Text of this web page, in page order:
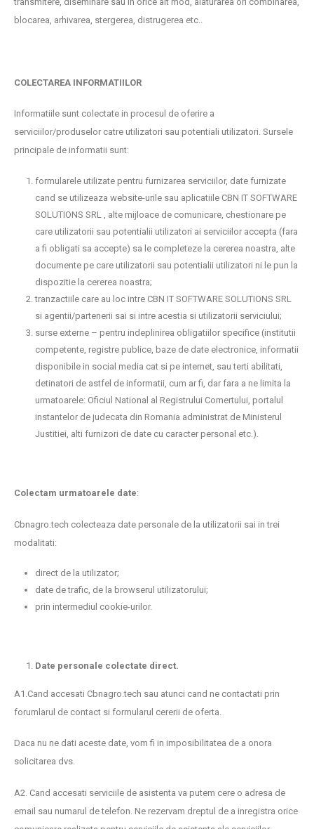
blocarea, arhivarea, stergerea, distrugerea etc..
COLECTAREA INFORMATIILOR
Informatiile sunt colectate in procesul de oferire a
serviciilor/produselor catre utilizatori sau potentiali utilizatori. Sursele
principale de informatii sunt:
formularele utilizate pentru furnizarea serviciilor, date furnizate
cand se utilizeaza website-urile sau aplicatiile CBN IT SOFTWARE
SOLUTIONS SRL , alte mijloace de comunicare, chestionare pe
care utilizatorii sau potentialii utilizatori ai serviciilor accepta (fara
a fi obligati sa accepte) sa le completeze la cererea noastra, alte
documente pe care utilizatorii sau potentialii utilizatori ni le pun la
dispozitie la cererea noastra;
tranzactiile care au loc intre CBN IT SOFTWARE SOLUTIONS SRL
si agentii/partenerii sai si intre acestia si utilizatorii serviciului;
surse externe – pentru indeplinirea obligatiilor specifice (institutii
competente, registre publice, baze de date electronice, informatii
disponibile in social media cat si pe internet, sau terti abilitati,
detinatori de astfel de informatii, cum ar fi, dar fara a ne limita la
urmatoarele: Oficiul National al Registrului Comertului, portalul
instantelor de judecata din Romania administrat de Ministerul
Justitiei, alti furnizori de date cu caracter personal etc.).
Colectam urmatoarele date:
Cbnagro.tech colecteaza date personale de la utilizatorii sai in trei
modalitati:
direct de la utilizator;
date de trafic, de la browserul utilizatorului;
prin intermediul cookie-urilor.
Date personale colectate direct.
A1.Cand accesati Cbnagro.tech sau atunci cand ne contactati prin
forumlarul de contact si formularul cererii de oferta.
Daca nu ne dati aceste date, vom fi in imposibilitatea de a onora
solicitarea dvs.
A2. Cand accesati serviciile de asistenta va putem cere o adresa de
email sau numarul de telefon. Ne rezervam dreptul de a inregistra orice